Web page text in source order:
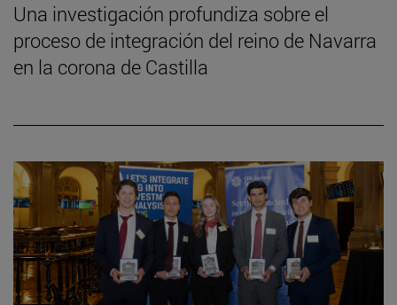
Una investigación profundiza sobre el
proceso de integración del reino de Navarra
en la corona de Castilla